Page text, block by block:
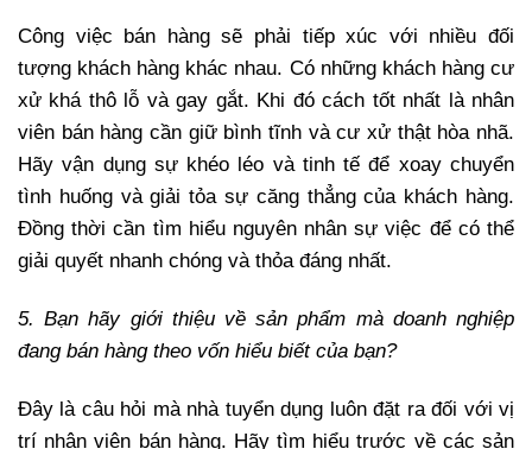
Công việc bán hàng sẽ phải tiếp xúc với nhiều đối
tượng khách hàng khác nhau. Có những khách hàng cư
xử khá thô lỗ và gay gắt. Khi đó cách tốt nhất là nhân
viên bán hàng cần giữ bình tĩnh và cư xử thật hòa nhã.
Hãy vận dụng sự khéo léo và tinh tế để xoay chuyển
tình huống và giải tỏa sự căng thẳng của khách hàng.
Đồng thời cần tìm hiểu nguyên nhân sự việc để có thể
giải quyết nhanh chóng và thỏa đáng nhất.
5. Bạn hãy giới thiệu về sản phẩm mà doanh nghiệp
đang bán hàng theo vốn hiểu biết của bạn?
Đây là câu hỏi mà nhà tuyển dụng luôn đặt ra đối với vị
trí nhân viên bán hàng. Hãy tìm hiểu trước về các sản